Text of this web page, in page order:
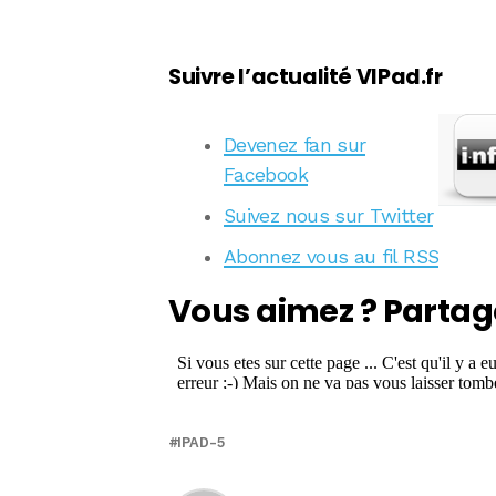
Suivre l’actualité VIPad.fr
Devenez fan sur
Facebook
Suivez nous sur Twitter
Abonnez vous au fil RSS
Vous aimez ?
IPAD-5